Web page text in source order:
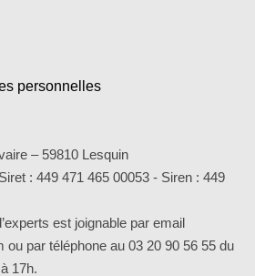
personnelles
– 59810 Lesquin
: 449 471 465 00053 - Siren : 449
est joignable par email
par téléphone au 03 20 90 56 55 du
17h.